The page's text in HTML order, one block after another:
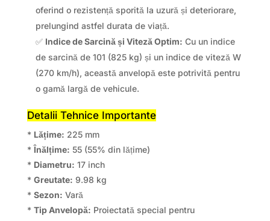
oferind o rezistență sporită la uzură și deteriorare,
prelungind astfel durata de viață.
✅ Indice de Sarcină și Viteză Optim: Cu un indice
de sarcină de 101 (825 kg) și un indice de viteză W
(270 km/h), această anvelopă este potrivită pentru
o gamă largă de vehicule.
Detalii Tehnice Importante
* Lățime: 225 mm
*Înălțime: 55 (55% din lățime)
* Diametru: 17 inch
* Greutate: 9.98 kg
* Sezon: Vară
* Tip Anvelopă: Proiectată special pentru